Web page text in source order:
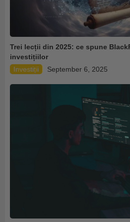
Trei lecții din 2025: ce spune
investițiilor
Investiții
September 6, 2025